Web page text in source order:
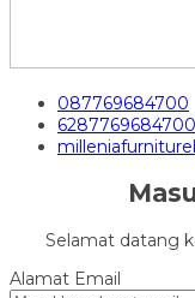
087769684700
6287769684700
Selamat datang
Alamat Email